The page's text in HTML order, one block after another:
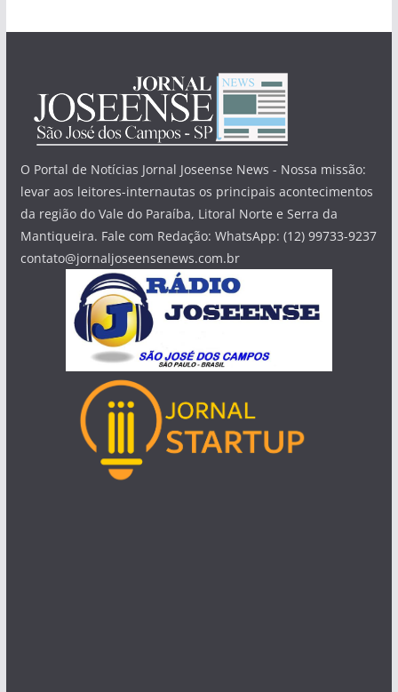
O Portal de Notícias Jornal Joseense News - Nossa missão:
levar aos leitores-internautas os principais acontecimentos
da região do Vale do Paraíba, Litoral Norte e Serra da
Mantiqueira. Fale com Redação: WhatsApp: (12) 99733-9237
contato@jornaljoseensenews.com.br